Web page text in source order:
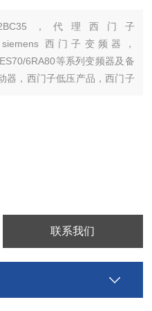
2BC35，代理西门子
siemens 西门子变频器，
6RA80等系列变频器及备
器，西门子低压产品，西门子
十，质保一年
联系我们